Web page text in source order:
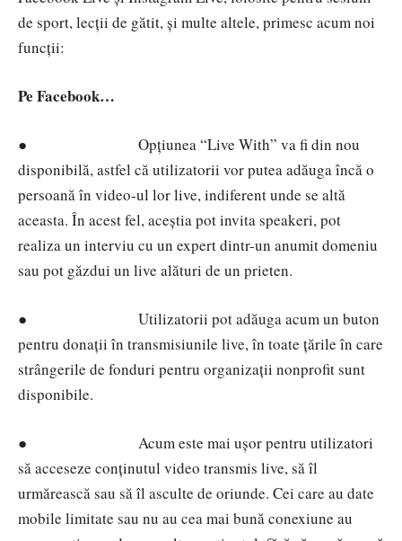
de sport, lecții de gătit, și multe altele, primesc acum noi
funcții:
Pe Facebook…
●
Opțiunea “Live With” va fi din nou
disponibilă, astfel că utilizatorii vor putea adăuga încă o
persoană în video-ul lor live, indiferent unde se altă
aceasta. În acest fel, aceștia pot invita speakeri, pot
realiza un interviu cu un expert dintr-un anumit domeniu
sau pot găzdui un live alături de un prieten.
●
Utilizatorii pot adăuga acum un buton
pentru donații în transmisiunile live, în toate țările în care
strângerile de fonduri pentru organizații nonprofit sunt
disponibile.
●
Acum este mai ușor pentru utilizatori
să acceseze conținutul video transmis live, să îl
urmărească sau să îl asculte de oriunde. Cei care au date
mobile limitate sau nu au cea mai bună conexiune au